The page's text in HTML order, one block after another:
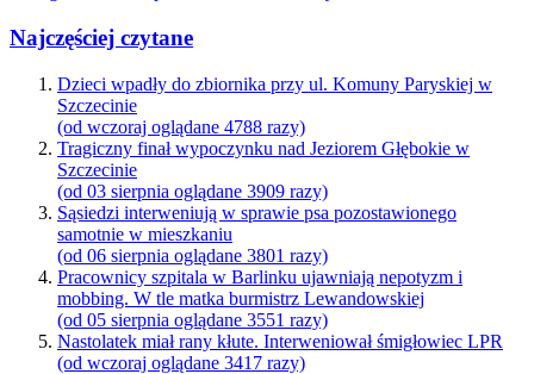
Najczęściej czytane
Dzieci wpadły do zbiornika przy ul. Komuny Paryskiej w
Szczecinie
(od wczoraj oglądane 4788 razy)
Tragiczny finał wypoczynku nad Jeziorem Głębokie w
Szczecinie
(od 03 sierpnia oglądane 3909 razy)
Sąsiedzi interweniują w sprawie psa pozostawionego
samotnie w mieszkaniu
(od 06 sierpnia oglądane 3801 razy)
Pracownicy szpitala w Barlinku ujawniają nepotyzm i
mobbing. W tle matka burmistrz Lewandowskiej
(od 05 sierpnia oglądane 3551 razy)
Nastolatek miał rany kłute. Interweniował śmigłowiec LPR
(od wczoraj oglądane 3417 razy)